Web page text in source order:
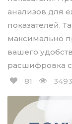
анализов для
показателей.
максимально
вашего
расшифровка
81
3493